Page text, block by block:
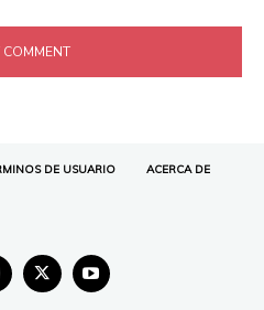
DE USUARIO ACERCA DE